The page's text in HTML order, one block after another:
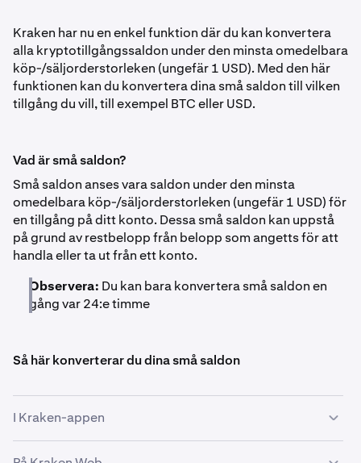
Kraken har nu en enkel funktion där du kan konvertera
alla kryptotillgångssaldon under den minsta omedelbara
köp-/säljorderstorleken (ungefär 1 USD). Med den här
funktionen kan du konvertera dina små saldon till vilken
tillgång du vill, till exempel BTC eller USD.
Vad är små saldon?
Små saldon anses vara saldon under den minsta
omedelbara köp-/säljorderstorleken (ungefär 1 USD) för
en tillgång på ditt konto. Dessa små saldon kan uppstå
på grund av restbelopp från belopp som angetts för att
handla eller ta ut från ett konto.
Observera: Du kan bara konvertera små saldon en
gång var 24:e timme
Så här konverterar du dina små saldon
I Kraken-appen